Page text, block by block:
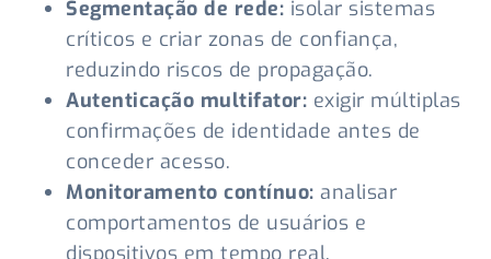
Segmentação de rede: isolar sistemas
críticos e criar zonas de confiança,
reduzindo riscos de propagação.
Autenticação multifator: exigir múltiplas
confirmações de identidade antes de
conceder acesso.
Monitoramento contínuo: analisar
comportamentos de usuários e